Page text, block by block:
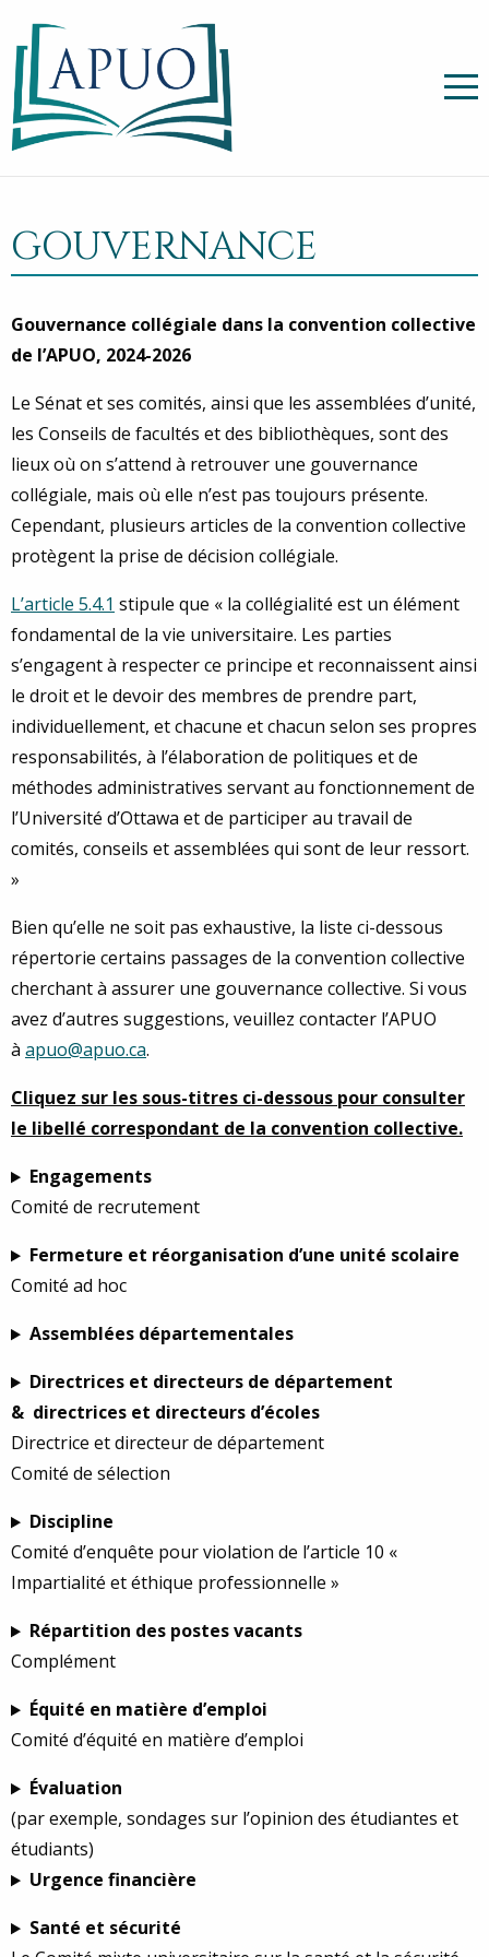
GOUVERNANCE
Gouvernance collégiale dans la convention collective
de l’APUO, 2024-2026
Le Sénat et ses comités, ainsi que les assemblées d’unité,
les Conseils de facultés et des bibliothèques, sont des
lieux où on s’attend à retrouver une gouvernance
collégiale, mais où elle n’est pas toujours présente.
Cependant, plusieurs articles de la convention collective
protègent la prise de décision collégiale.
L’article 5.4.1 stipule que « la collégialité est un élément
fondamental de la vie universitaire. Les parties
s’engagent à respecter ce principe et reconnaissent ainsi
le droit et le devoir des membres de prendre part,
individuellement, et chacune et chacun selon ses propres
responsabilités, à l’élaboration de politiques et de
méthodes administratives servant au fonctionnement de
l’Université d’Ottawa et de participer au travail de
comités, conseils et assemblées qui sont de leur ressort.
»
Bien qu’elle ne soit pas exhaustive, la liste ci-dessous
répertorie certains passages de la convention collective
cherchant à assurer une gouvernance collective. Si vous
avez d’autres suggestions, veuillez contacter l’APUO
à apuo@apuo.ca.
Cliquez sur les sous-titres ci-dessous pour consulter
le libellé correspondant de la convention collective.
Engagements
Comité de recrutement
Fermeture et réorganisation d’une unité scolaire
Comité ad hoc
Assemblées départementales
Directrices et directeurs de département
& directrices et directeurs d’écoles
Directrice et directeur de département
Comité de sélection
Discipline
Comité d’enquête pour violation de l’article 10 «
Impartialité et éthique professionnelle »
Répartition des postes vacants
Complément
Équité en matière d’emploi
Comité d’équité en matière d’emploi
Évaluation
(par exemple, sondages sur l’opinion des étudiantes et
étudiants)
Urgence financière
Santé et sécurité